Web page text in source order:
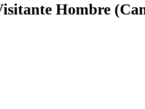
Hombre